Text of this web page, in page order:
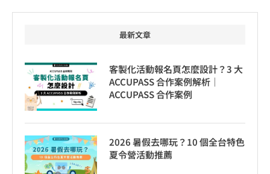
最新文章
客製化活動報名頁怎麼設計？3 大
ACCUPASS 合作案例解析｜
ACCUPASS 合作案例
2026 暑假去哪玩？10 個全台特色
夏令營活動推薦